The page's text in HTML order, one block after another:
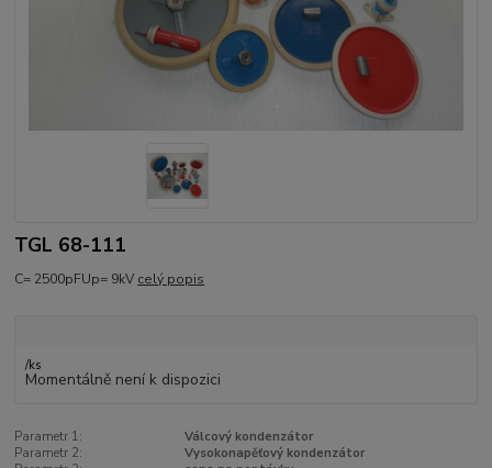
TGL 68-111
C= 2500pFUp= 9kVcelý popis
/ks
Momentálně není k dispozici
Parametr 1:
Válcový kondenzátor
Parametr 2:
Vysokonapěťový kondenzátor